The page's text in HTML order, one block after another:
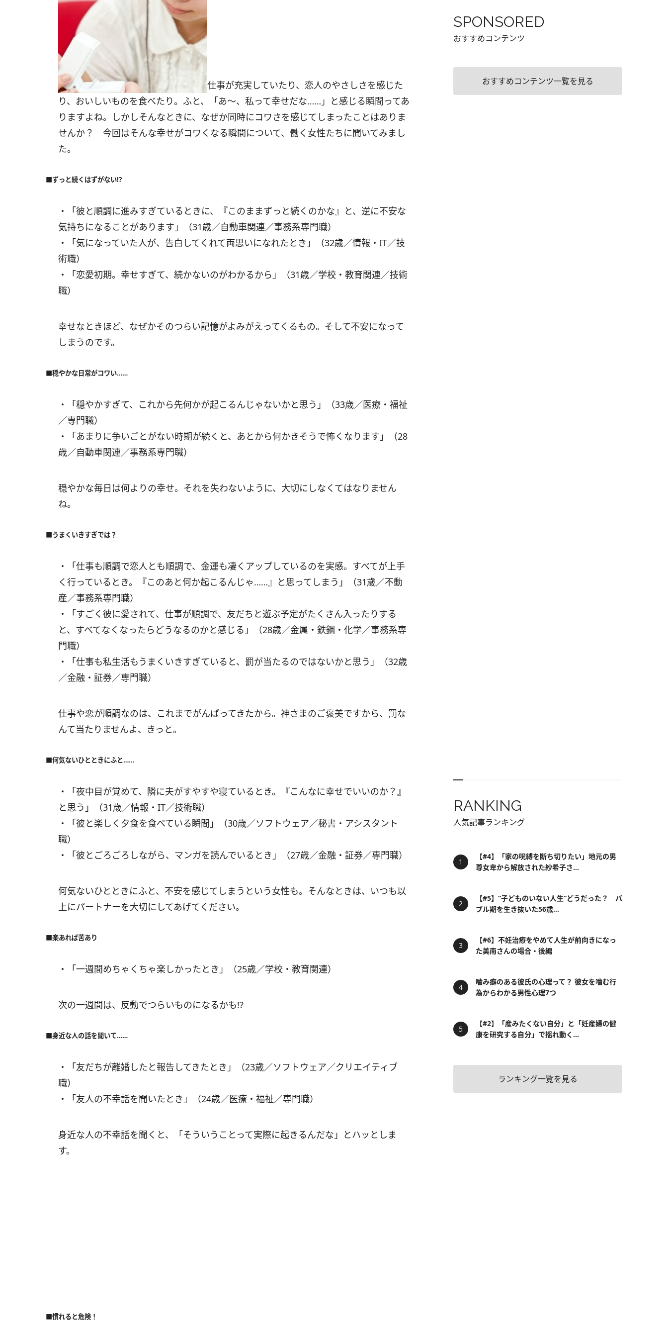
仕事が充実していたり、恋人のやさしさを感じた
り、おいしいものを食べたり。ふと、「あ〜、私って幸せだな……」と感じる瞬間ってあ
りますよね。しかしそんなときに、なぜか同時にコワさを感じてしまったことはありま
せんか？ 今回はそんな幸せがコワくなる瞬間について、働く女性たちに聞いてみまし
た。
■ずっと続くはずがない!?
・「彼と順調に進みすぎているときに、『このままずっと続くのかな』と、逆に不安な
気持ちになることがあります」（31歳／自動車関連／事務系専門職）
・「気になっていた人が、告白してくれて両思いになれたとき」（32歳／情報・IT／技
術職）
・「恋愛初期。幸せすぎて、続かないのがわかるから」（31歳／学校・教育関連／技術
職）
幸せなときほど、なぜかそのつらい記憶がよみがえってくるもの。そして不安になって
しまうのです。
■穏やかな日常がコワい……
・「穏やかすぎて、これから先何かが起こるんじゃないかと思う」（33歳／医療・福祉
／専門職）
・「あまりに争いごとがない時期が続くと、あとから何かきそうで怖くなります」（28
歳／自動車関連／事務系専門職）
穏やかな毎日は何よりの幸せ。それを失わないように、大切にしなくてはなりません
ね。
■うまくいきすぎでは？
・「仕事も順調で恋人とも順調で、金運も凄くアップしているのを実感。すべてが上手
く行っているとき。『このあと何か起こるんじゃ……』と思ってしまう」（31歳／不動
産／事務系専門職）
・「すごく彼に愛されて、仕事が順調で、友だちと遊ぶ予定がたくさん入ったりする
と、すべてなくなったらどうなるのかと感じる」（28歳／金属・鉄鋼・化学／事務系専
門職）
・「仕事も私生活もうまくいきすぎていると、罰が当たるのではないかと思う」（32歳
／金融・証券／専門職）
仕事や恋が順調なのは、これまでがんばってきたから。神さまのご褒美ですから、罰な
んて当たりませんよ、きっと。
■何気ないひとときにふと……
・「夜中目が覚めて、隣に夫がすやすや寝ているとき。『こんなに幸せでいいのか？』
と思う」（31歳／情報・IT／技術職）
・「彼と楽しく夕食を食べている瞬間」（30歳／ソフトウェア／秘書・アシスタント
職）
・「彼とごろごろしながら、マンガを読んでいるとき」（27歳／金融・証券／専門職）
何気ないひとときにふと、不安を感じてしまうという女性も。そんなときは、いつも以
上にパートナーを大切にしてあげてください。
■楽あれば苦あり
・「一週間めちゃくちゃ楽しかったとき」（25歳／学校・教育関連）
次の一週間は、反動でつらいものになるかも!?
■身近な人の話を聞いて……
・「友だちが離婚したと報告してきたとき」（23歳／ソフトウェア／クリエイティブ
職）
・「友人の不幸話を聞いたとき」（24歳／医療・福祉／専門職）
身近な人の不幸話を聞くと、「そういうことって実際に起きるんだな」とハッとしま
す。
■慣れると危険！
SPONSORED
おすすめコンテンツ
おすすめコンテンツ一覧を見る
RANKING
人気記事ランキング
【#4】「家の呪縛を断ち切りたい」地元の男
尊女卑から解放された紗希子さ...
【#5】“子どものいない人生”どうだった？ バ
ブル期を生き抜いた56歳...
【#6】不妊治療をやめて人生が前向きになっ
た美南さんの場合・後編
噛み癖のある彼氏の心理って？ 彼女を噛む行
為からわかる男性心理7つ
【#2】「産みたくない自分」と「妊産婦の健
康を研究する自分」で揺れ動く...
ランキング一覧を見る